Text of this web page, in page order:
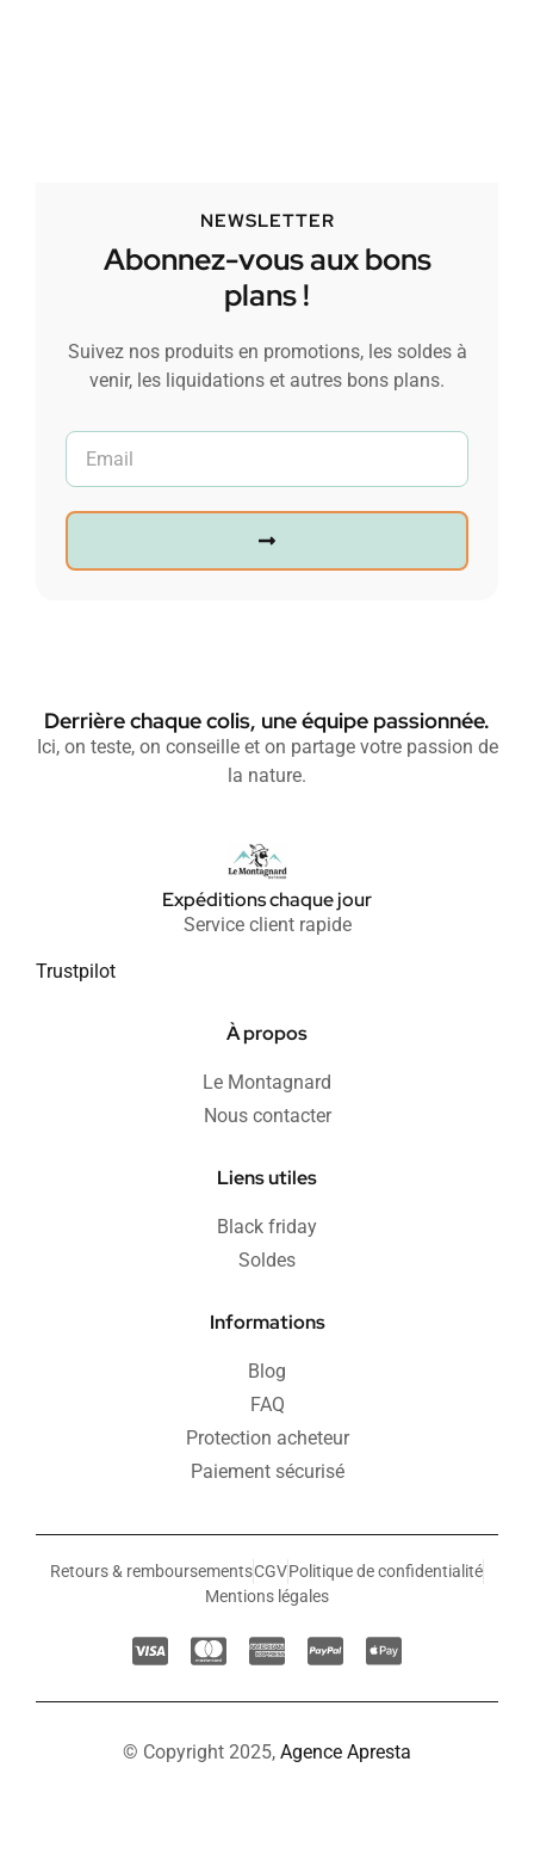
NEWSLETTER
Abonnez-vous aux bons
plans !
Suivez nos produits en promotions, les soldes à
venir, les liquidations et autres bons plans.
Derrière chaque colis, une équipe passionnée.
Ici, on teste, on conseille et on partage votre passion de
la nature.
Expéditions chaque jour
Service client rapide
Trustpilot
À propos
Le Montagnard
Nous contacter
Liens utiles
Black friday
Soldes
Informations
Blog
FAQ
Protection acheteur
Paiement sécurisé
Retours & remboursementsCGVPolitique de confidentialité
Mentions légales
© Copyright 2025, Agence Apresta